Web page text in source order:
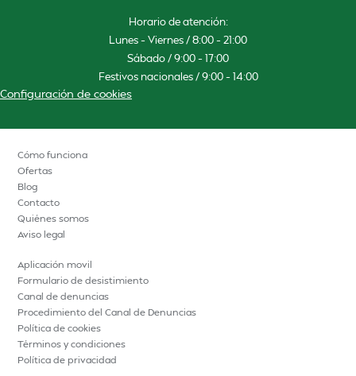
Horario de atención:
Lunes – Viernes / 8:00 – 21:00
Sábado / 9:00 – 17:00
Festivos nacionales / 9:00 – 14:00
Configuración de cookies
Cómo funciona
Ofertas
Blog
Contacto
Quiénes somos
Aviso legal
Aplicación movil
Formulario de desistimiento
Canal de denuncias
Procedimiento del Canal de Denuncias
Política de cookies
Términos y condiciones
Política de privacidad